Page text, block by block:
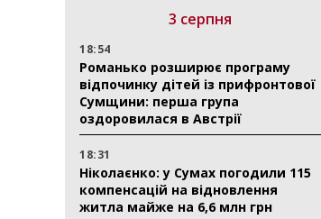
3 серпня
18:54
Романько розширює програму
відпочинку дітей із прифронтової
Сумщини: перша група
оздоровилася в Австрії
18:31
Ніколаєнко: у Сумах погодили 115
компенсацій на відновлення
житла майже на 6,6 млн грн